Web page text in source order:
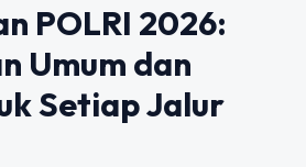
POLRI 2026:
Umum dan
Setiap Jalur